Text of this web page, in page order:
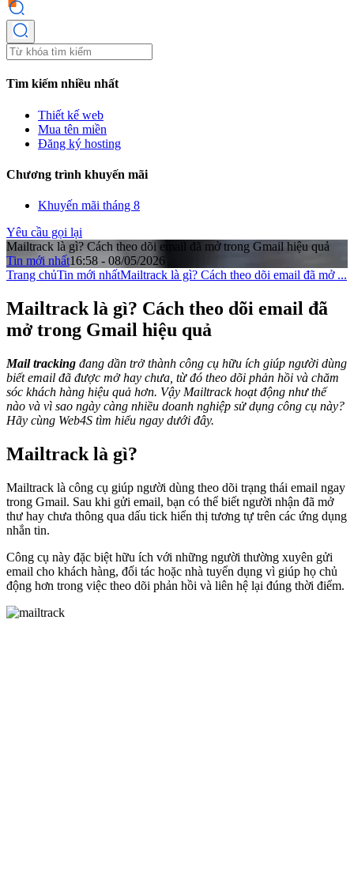
Tìm kiếm nhiều nhất
Thiết kế web
Mua tên miền
Đăng ký hosting
Chương trình khuyến mãi
Khuyến mãi tháng 8
Yêu cầu gọi lại
Mailtrack là gì? Cách theo dõi email đã mở trong Gmail hiệu quả
Tin mới nhất16:58 - 08/05/2026
Trang chủTin mới nhấtMailtrack là gì? Cách theo dõi email đã mở ...
Mailtrack là gì? Cách theo dõi email đã
mở trong Gmail hiệu quả
Mail tracking đang dần trở thành công cụ hữu ích giúp người dùng
biết email đã được mở hay chưa, từ đó theo dõi phản hồi và chăm
sóc khách hàng hiệu quả hơn. Vậy Mailtrack hoạt động như thế
nào và vì sao ngày càng nhiều doanh nghiệp sử dụng công cụ này?
Hãy cùng Web4S tìm hiểu ngay dưới đây.
Mailtrack là gì?
Mailtrack là công cụ giúp người dùng theo dõi trạng thái email ngay
trong Gmail. Sau khi gửi email, bạn có thể biết người nhận đã mở
thư hay chưa thông qua dấu tick hiển thị tương tự trên các ứng dụng
nhắn tin.
Công cụ này đặc biệt hữu ích với những người thường xuyên gửi
email cho khách hàng, đối tác hoặc nhà tuyển dụng vì giúp họ chủ
động hơn trong việc theo dõi phản hồi và liên hệ lại đúng thời điểm.